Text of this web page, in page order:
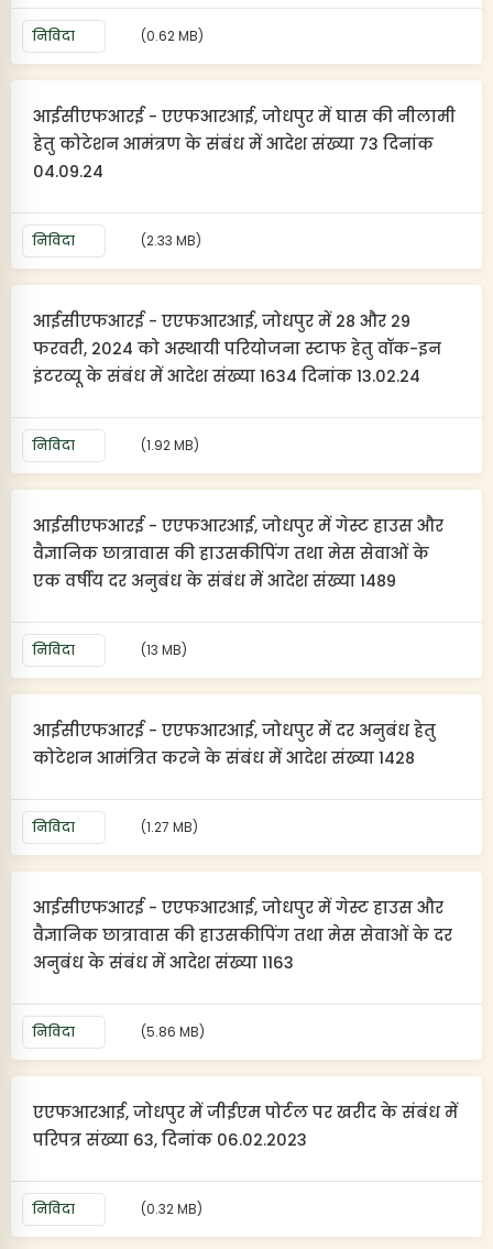
निविदा (0.62 MB)
आईसीएफआरई - एएफआरआई, जोधपुर में घास की नीलामी
हेतु कोटेशन आमंत्रण के संबंध में आदेश संख्या 73 दिनांक
04.09.24
निविदा (2.33 MB)
आईसीएफआरई - एएफआरआई, जोधपुर में 28 और 29
फरवरी, 2024 को अस्थायी परियोजना स्टाफ हेतु वॉक-इन
इंटरव्यू के संबंध में आदेश संख्या 1634 दिनांक 13.02.24
निविदा (1.92 MB)
आईसीएफआरई - एएफआरआई, जोधपुर में गेस्ट हाउस और
वैज्ञानिक छात्रावास की हाउसकीपिंग तथा मेस सेवाओं के
एक वर्षीय दर अनुबंध के संबंध में आदेश संख्या 1489
निविदा (13 MB)
आईसीएफआरई - एएफआरआई, जोधपुर में दर अनुबंध हेतु
कोटेशन आमंत्रित करने के संबंध में आदेश संख्या 1428
निविदा (1.27 MB)
आईसीएफआरई - एएफआरआई, जोधपुर में गेस्ट हाउस और
वैज्ञानिक छात्रावास की हाउसकीपिंग तथा मेस सेवाओं के दर
अनुबंध के संबंध में आदेश संख्या 1163
निविदा (5.86 MB)
एएफआरआई, जोधपुर में जीईएम पोर्टल पर खरीद के संबंध में
परिपत्र संख्या 63, दिनांक 06.02.2023
निविदा (0.32 MB)